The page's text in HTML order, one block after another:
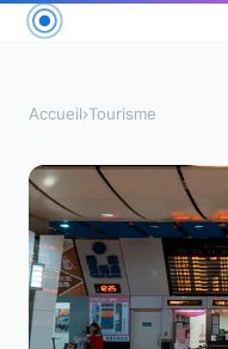
Accueil›Tourisme